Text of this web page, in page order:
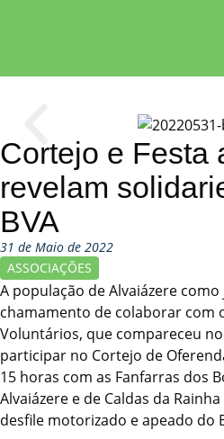
Cortejo e Festa
revelam
BVA
31 de Maio de 2022
ASSOCIAÇÕES
A população de Alvaiázere
chamamento de colaborar com
Voluntários, que compareceu
participar no Cortejo de
15 horas com as Fanfarras dos
Alvaiázere e de Caldas da
desfile motorizado e apeado do